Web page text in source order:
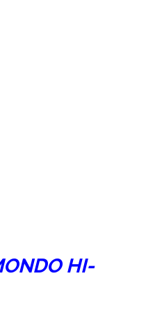
HI-